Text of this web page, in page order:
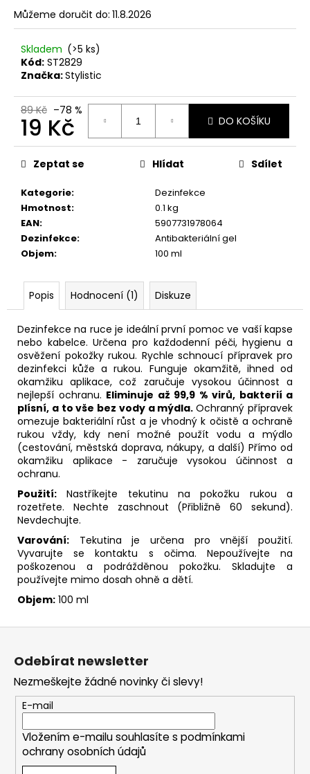
Můžeme doručit do: 11.8.2026
Skladem (>5 ks)
Kód: ST2829
Značka:Stylistic
89 Kč –78 %
19 Kč
Měrná
cena:
DO KOŠÍKU
Kategorie:
Dezinfekce
Hmotnost:
0.1 kg
EAN:
5907731978064
Dezinfekce:
Antibakteriální gel
Objem: 100 ml
Zeptat se Hlídat Sdílet
Popis Hodnocení (1) Diskuze
Dezinfekce na ruce je ideální první pomoc ve vaší kapse
nebo kabelce. Určena pro každodenní péči, hygienu a
osvěžení pokožky rukou. Rychle schnoucí přípravek pro
dezinfekci kůže a rukou. Funguje okamžitě, ihned od
okamžiku aplikace, což zaručuje vysokou účinnost a
nejlepší ochranu. Eliminuje až 99,9 % virů, bakterií a
plísní, a to vše bez vody a mýdla.Ochranný přípravek
omezuje bakteriální růst a je vhodný k očistě a ochraně
rukou vždy, kdy není možné použít vodu a mýdlo
(cestování, městská doprava, nákupy, a další) Přímo od
okamžiku aplikace - zaručuje vysokou účinnost a
ochranu.
Použití: Nastříkejte tekutinu na pokožku rukou a
rozetřete. Nechte zaschnout (Přibližně 60 sekund).
Nevdechujte.
Varování: Tekutina je určena pro vnější použití.
Vyvarujte se kontaktu s očima. Nepoužívejte na
poškozenou a podrážděnou pokožku. Skladujte a
používejte mimo dosah ohně a dětí.
Objem: 100 ml
m
e
LAMBRE
LONG
EYELASH
ACTIVE
SERUM
4
ML
Kč
Původně:
499
Kč
Z
Odebírat newsletter
Nezmeškejte žádné novinky či slevy!
E-mail
Vložením e-mailu souhlasíte s podmínkami
ochrany osobních údajů